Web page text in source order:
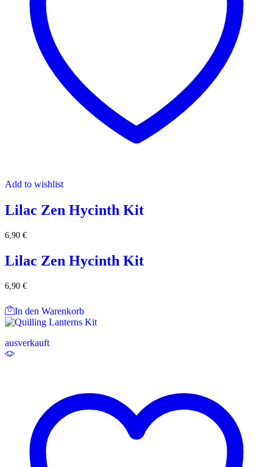
Add to wishlist
Lilac Zen Hycinth Kit
6,90 €
Lilac Zen Hycinth Kit
6,90 €
In den Warenkorb
ausverkauft